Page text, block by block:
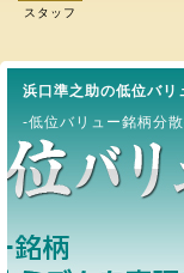
スタッフ
浜口準之助の低位バリ
-低位バリュー銘柄分